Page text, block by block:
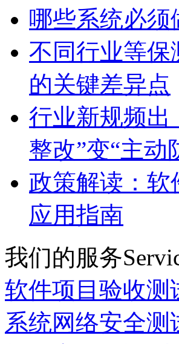
哪些系统必
不同行业等保
的关键差异点
行业新规频出
整改”变“主动
政策解读：
应用指南
我们的服务
软件项目验收测
系统网络安全测